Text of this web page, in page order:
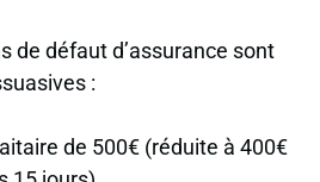
de défaut d’assurance sont
:
de 500€ (réduite à 400€